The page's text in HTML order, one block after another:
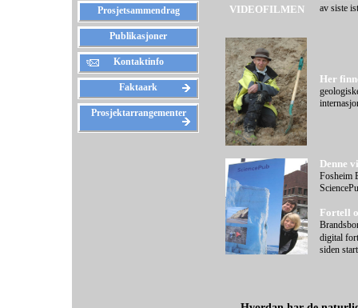
Prosjetsammendrag
Publikasjoner
Kontaktinfo
Faktaark
Prosjektarrangementer
VIDEOFILMEN
av siste
Her
Denne
Fosheim
Fortell
digital
siden